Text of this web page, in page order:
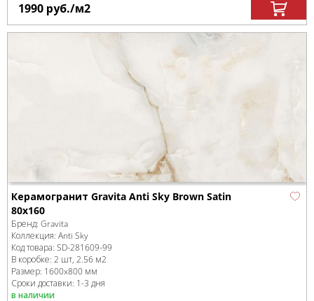
1990 руб./м2
Керамогранит Gravita Anti Sky Brown Satin
80x160
Бренд: Gravita
Коллекция: Anti Sky
Код товара: SD-281609-99
В коробке: 2 шт, 2.56 м2
Размер: 1600x800 мм
Сроки доставки: 1-3 дня
в наличии